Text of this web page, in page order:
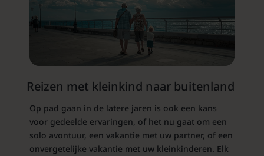
Reizen met kleinkind naar buitenland
Op pad gaan in de latere jaren is ook een kans
voor gedeelde ervaringen, of het nu gaat om een
solo avontuur, een vakantie met uw partner, of een
onvergetelijke vakantie met uw kleinkinderen. Elk